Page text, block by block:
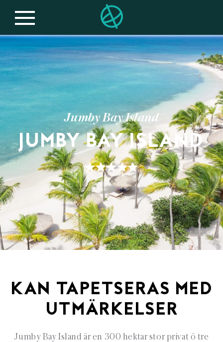
Jumby Bay Island
JUMBY BAY ISLAND
KAN TAPETSERAS MED
UTMÄRKELSER
Jumby Bay Island är en 300 hektar stor privat ö tre